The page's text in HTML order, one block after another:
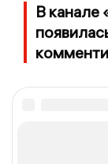
В канале